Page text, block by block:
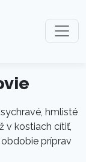
hmlisté
v kostiach cítiť,
príprav